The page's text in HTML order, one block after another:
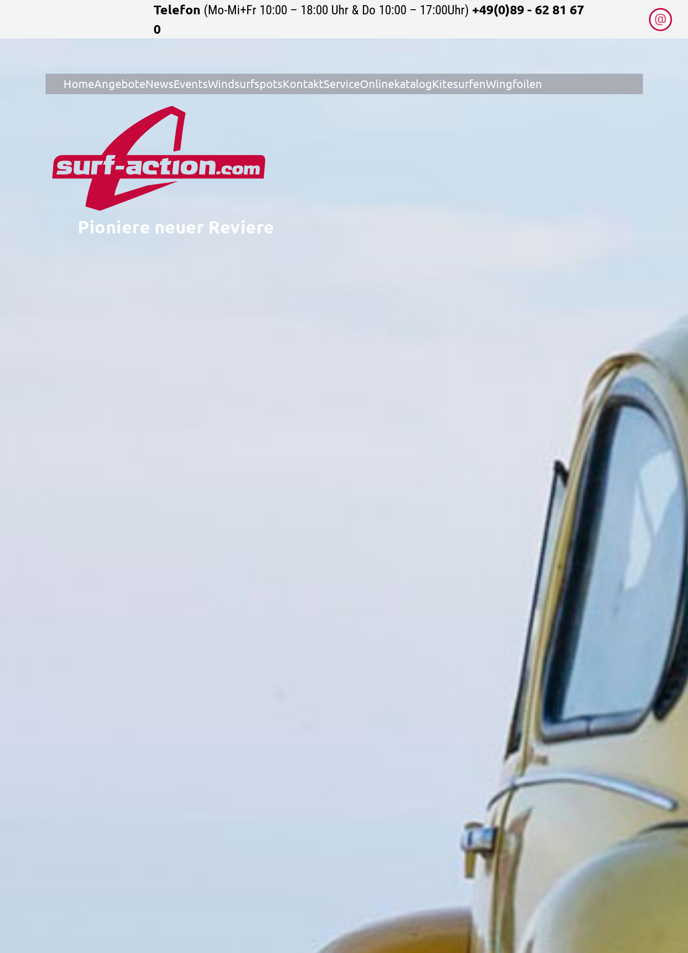
Telefon (Mo-Mi+Fr 10:00 – 18:00 Uhr & Do 10:00 – 17:00Uhr) +49(0)89 - 62 81 67
0
HomeAngeboteNewsEventsWindsurfspotsKontaktServiceOnlinekatalogKitesurfenWingfoilen
Pioniere neuer Reviere